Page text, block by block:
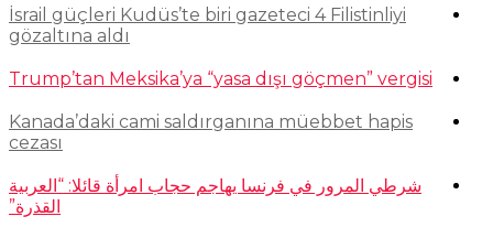
İsrail güçleri Kudüs’te biri gazeteci 4 Filistinliyi
gözaltına aldı
Trump’tan Meksika’ya “yasa dışı göçmen” vergisi
Kanada’daki cami saldırganına müebbet hapis
cezası
شرطي المرور في فرنسا يهاجم حجاب امرأة قائلا: “العربية
القذرة”